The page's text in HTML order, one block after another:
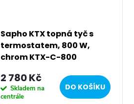
Sapho KTX topná tyč s
termostatem, 800 W,
chrom KTX-C-800
2 780 Kč
Skladem na
centrále
DO KOŠÍKU